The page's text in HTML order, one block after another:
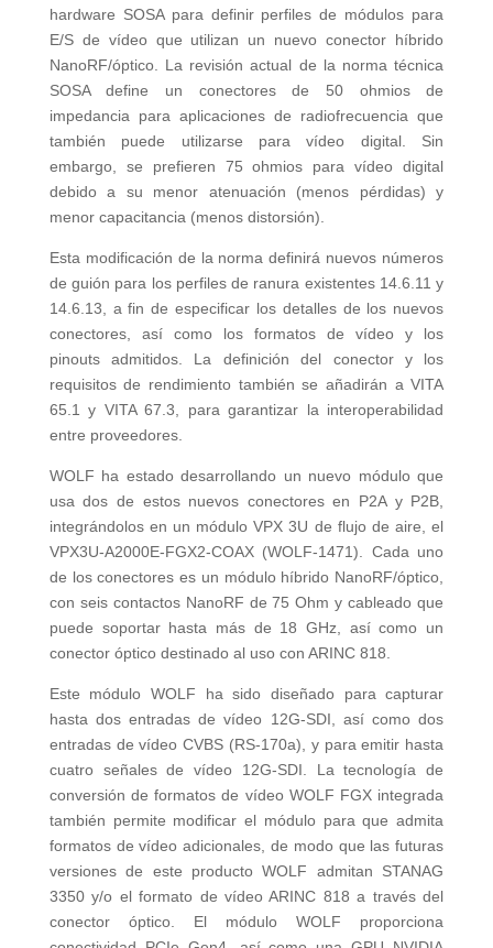
hardware SOSA para definir perfiles de módulos para
E/S de vídeo que utilizan un nuevo conector híbrido
NanoRF/óptico. La revisión actual de la norma técnica
SOSA define un conectores de 50 ohmios de
impedancia para aplicaciones de radiofrecuencia que
también puede utilizarse para vídeo digital. Sin
embargo, se prefieren 75 ohmios para vídeo digital
debido a su menor atenuación (menos pérdidas) y
menor capacitancia (menos distorsión).
Esta modificación de la norma definirá nuevos números
de guión para los perfiles de ranura existentes 14.6.11 y
14.6.13, a fin de especificar los detalles de los nuevos
conectores, así como los formatos de vídeo y los
pinouts admitidos. La definición del conector y los
requisitos de rendimiento también se añadirán a VITA
65.1 y VITA 67.3, para garantizar la interoperabilidad
entre proveedores.
WOLF ha estado desarrollando un nuevo módulo que
usa dos de estos nuevos conectores en P2A y P2B,
integrándolos en un módulo VPX 3U de flujo de aire, el
VPX3U-A2000E-FGX2-COAX (WOLF‑1471). Cada uno
de los conectores es un módulo híbrido NanoRF/óptico,
con seis contactos NanoRF de 75 Ohm y cableado que
puede soportar hasta más de 18 GHz, así como un
conector óptico destinado al uso con ARINC 818.
Este módulo WOLF ha sido diseñado para capturar
hasta dos entradas de vídeo 12G-SDI, así como dos
entradas de vídeo CVBS (RS-170a), y para emitir hasta
cuatro señales de vídeo 12G-SDI. La tecnología de
conversión de formatos de vídeo WOLF FGX integrada
también permite modificar el módulo para que admita
formatos de vídeo adicionales, de modo que las futuras
versiones de este producto WOLF admitan STANAG
3350 y/o el formato de vídeo ARINC 818 a través del
conector óptico. El módulo WOLF proporciona